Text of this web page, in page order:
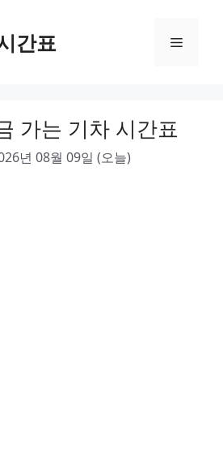
간표 Menu
가는 기차 시간표
년 08월 09일 (오늘)